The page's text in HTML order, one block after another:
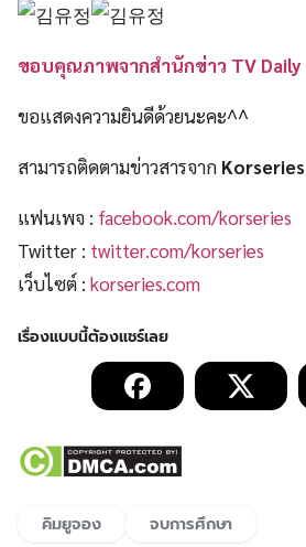
ขอบคุณภาพจากสำนักข่าว TV Daily
ขอแสดงความยินดีด้วยนะคะ^^
สามารถติดตามข่าวสารจาก Korseries
แฟนเพจ : facebook.com/korseries
Twitter : twitter.com/korseries
เว็บไซต์ : korseries.com
คิมยูจอง จบการศึกษา